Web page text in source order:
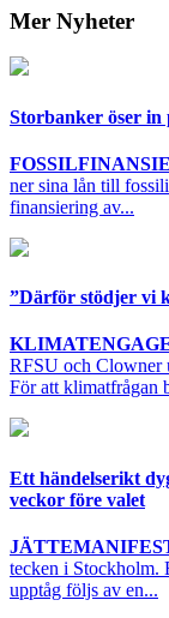
Mer Nyheter
Storbanker öser in
ner sina lån till
finansiering av...
”Därför stödjer vi
RFSU och Clowner
För att klimatfrågan
Ett händelserikt
veckor före valet
tecken i Stockholm.
upptåg följs av en...